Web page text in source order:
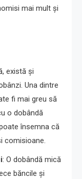
mai mult și
există și
Una dintre
fi mai greu să
o dobândă
însemna că
comisioane.
: O dobândă mică
băncile și